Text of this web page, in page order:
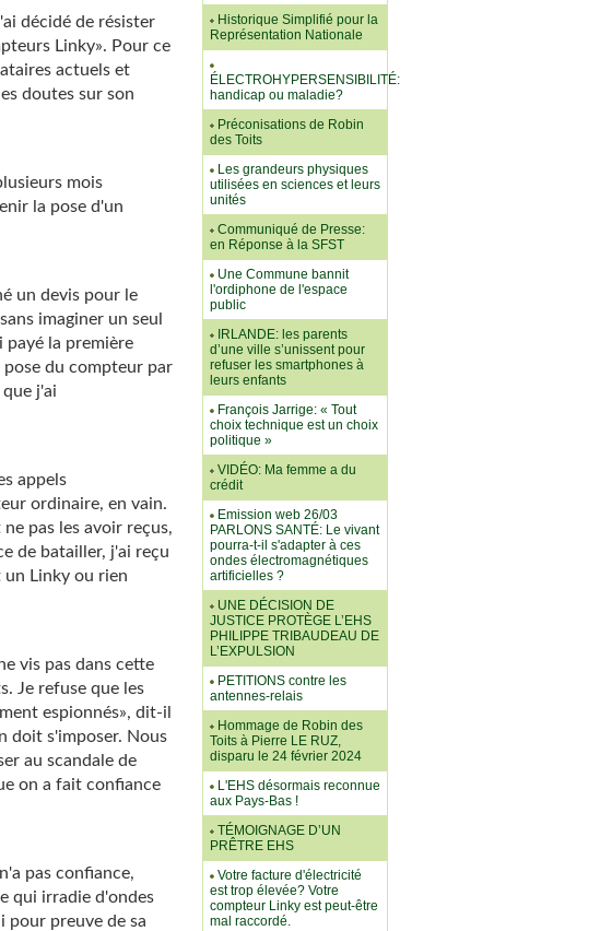
décidé de résister
Linky». Pour ce
actuels et
doutes sur son
mois
la pose d'un
un devis pour le
imaginer un seul
la première
du compteur par
j'ai
appels
ordinaire, en vain.
pas les avoir reçus,
de batailler, j'ai reçu
Linky ou rien
vis pas dans cette
Je refuse que les
espionnés», dit-il
doit s'imposer. Nous
au scandale de
on a fait confiance
pas confiance,
qui irradie d'ondes
pour preuve de sa
Historique Simplifié pour la
Représentation Nationale
ÉLECTROHYPERSENSIBILITÉ:
handicap ou maladie?
Préconisations de Robin
des Toits
Les grandeurs physiques
utilisées en sciences et leurs
unités
Communiqué de Presse:
en Réponse à la SFST
Une Commune bannit
l'ordiphone de l'espace
public
IRLANDE: les parents
d’une ville s’unissent pour
refuser les smartphones à
leurs enfants
François Jarrige: « Tout
choix technique est un choix
politique »
VIDÉO: Ma femme a du
crédit
Emission web 26/03
PARLONS SANTÉ: Le vivant
pourra-t-il s'adapter à ces
ondes électromagnétiques
artificielles ?
UNE DÉCISION DE
JUSTICE PROTÈGE L’EHS
PHILIPPE TRIBAUDEAU DE
L’EXPULSION
PETITIONS contre les
antennes-relais
Hommage de Robin des
Toits à Pierre LE RUZ,
disparu le 24 février 2024
L'EHS désormais reconnue
aux Pays-Bas !
TÉMOIGNAGE D’UN
PRÊTRE EHS
Votre facture d'électricité
est trop élevée? Votre
compteur Linky est peut-être
mal raccordé.